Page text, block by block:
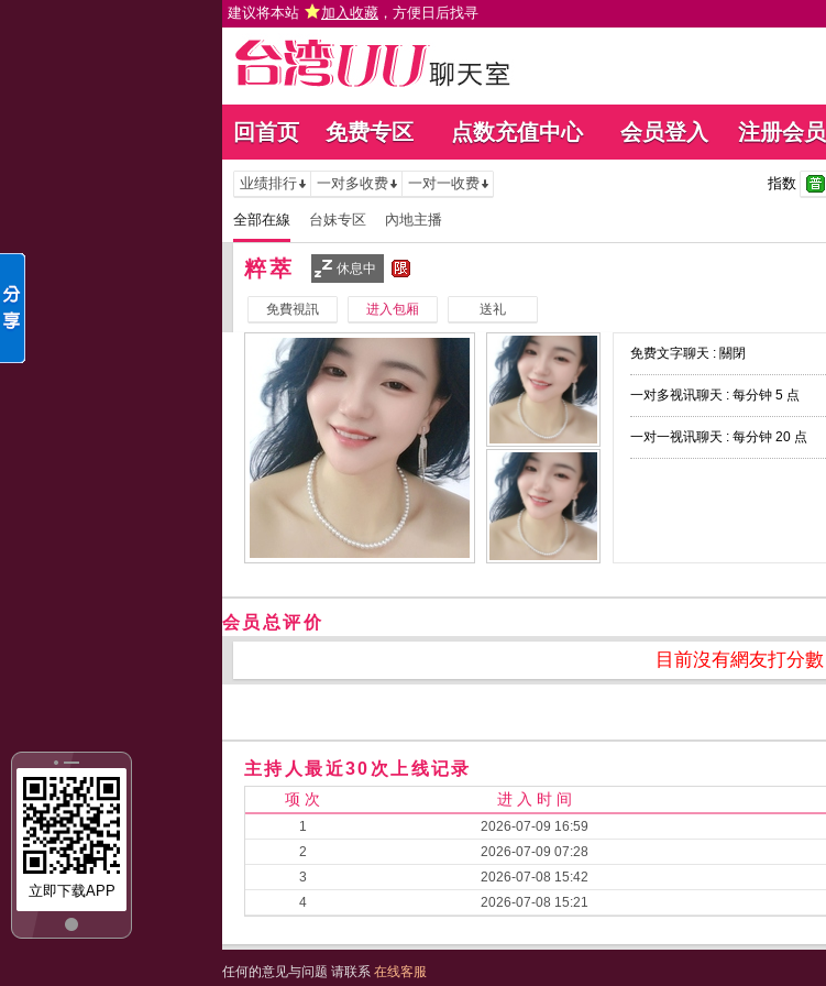
建议将本站 加入收藏 ，方便日后找寻
回首页 免费专区 点数充值中心 会员登入 注册会员
立即下载APP
业绩排行 一对多收费 一对一收费 指数
全部在線 台妹专区 內地主播
粹萃 休息中
免費視訊 进入包厢 送礼
免费文字聊天 : 關閉
一对多视讯聊天 : 每分钟 5 点
一对一视讯聊天 : 每分钟 20 点
会员总评价
目前沒有網友打分數
主持人最近30次上线记录
项 次 进 入 时 间
1 2026-07-09 16:59
2
2026-07-09 07:28
3
2026-07-08 15:42
4
2026-07-08 15:21
任何的意见与问题 请联系 在线客服